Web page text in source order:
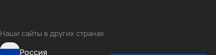
Наши сайты в других странах
Россия